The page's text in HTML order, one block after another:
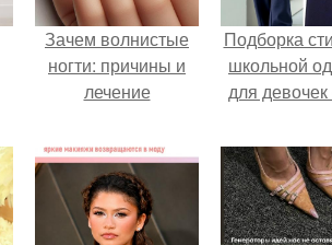
Зачем волнистые
ногти: причины и
лечение
Подборка
школьной
для девочек